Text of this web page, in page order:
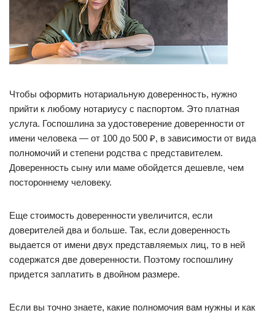
Чтобы оформить нотариальную доверенность, нужно
прийти к любому нотариусу с паспортом. Это платная
услуга. Госпошлина за удостоверение доверенности от
имени человека — от 100 до 500 ₽, в зависимости от вида
полномочий и степени родства с представителем.
Доверенность сыну или маме обойдется дешевле, чем
постороннему человеку.
Еще стоимость доверенности увеличится, если
доверителей два и больше. Так, если доверенность
выдается от имени двух представляемых лиц, то в ней
содержатся две доверенности. Поэтому госпошлину
придется заплатить в двойном размере.
Если вы точно знаете, какие полномочия вам нужны и как